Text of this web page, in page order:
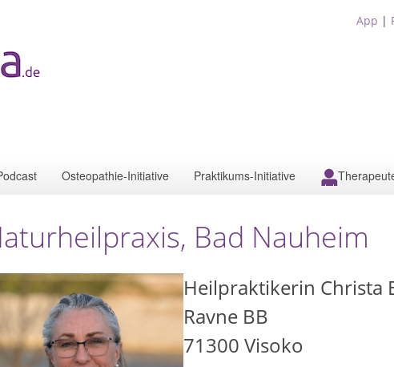
App |
Osteopathie-Initiative Praktikums-Initiative
Bad Nauheim
Heilpraktikerin Christa
Ravne BB
71300 Visoko